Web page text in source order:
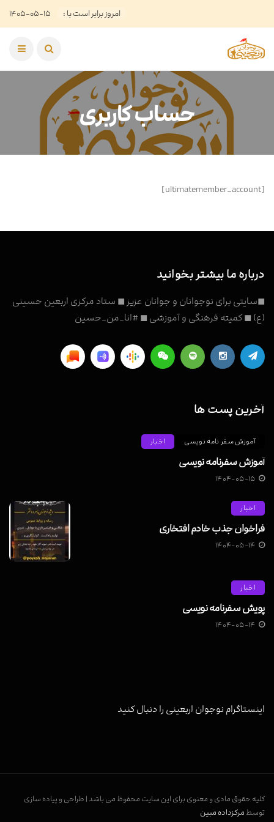
امروز برابر است با : ۱۴۰۵-۰۵-۱۵
حساب کاربری
[ultimatemember_account]
درباره ما بیشتر بخوانید
◼سایتی برای نوجوانان و جوانان عزیز ◼ ستاد مرکزی اربعین حسینی
(ع) ◼ کمیته فرهنگی و آموزشی ◼ #انا_من_حسین
آخرین پست ها
آموزش سفر نامه نویسی اخبار
آموزش سفرنامه نویسی
۱۴۰۴-۰۵-۱۵
اخبار
فراخوان جذب خادم افتخاری
۱۴۰۴-۰۵-۱۴
اخبار
پویش سفرنامه نویسی
۱۴۰۴-۰۵-۱۴
اینستاگرام نوجوان اربعینی را دنبال کنید
کلیه حقوق مادی و معنوی برای این سایت محفوظ می باشد | طراحی و پیاده سازی
توسطمرکزداده مبین